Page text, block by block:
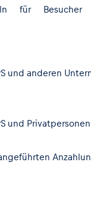
für
und anderen
und